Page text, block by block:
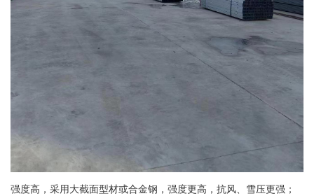
强度高，采用大截面型材或合金钢，强度更高，抗风、雪压更强；